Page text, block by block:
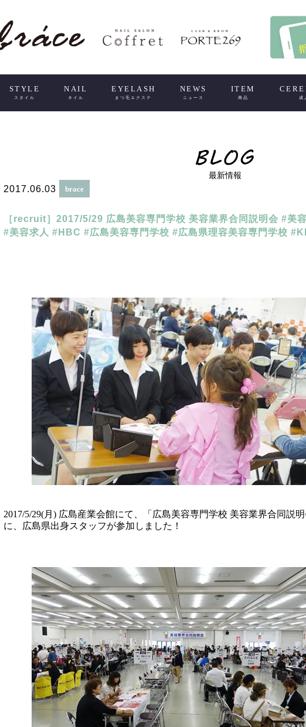
STYLE
スタイル
NAIL
ネイル
EYELASH
まつ毛エクステ
NEWS
ニュース
ITEM
商品 成
最新情報
2017.06.03 brace
［recruit］2017/5/29 広島美容専門学校 美容業界合同説明会 #美
#美容求人 #HBC #広島美容専門学校 #広島県理容美容専門学校
2017/5/29(月) 広島産業会館にて、「広島美容専門学校 美容業界合同説明
に、広島県出身スタッフが参加しました！